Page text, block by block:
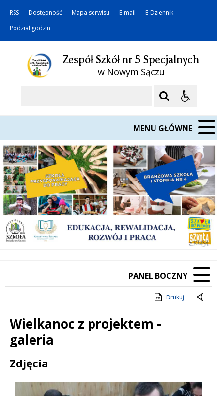
RSS Dostępność Mapa serwisu E-mail
E-Dziennik
Podział godzin
Zespół Szkół nr 5 Specjalnych
w Nowym Sączu
MENU GŁÓWNE
PANEL BOCZNY
Drukuj
Wielkanoc z projektem -
galeria
Treść
Zdjęcia